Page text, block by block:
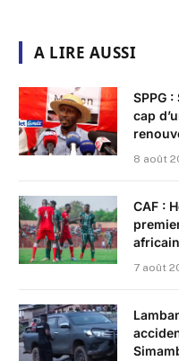
A LIRE AUSSI
SPPG
cap
8 août
CAF :
7 août